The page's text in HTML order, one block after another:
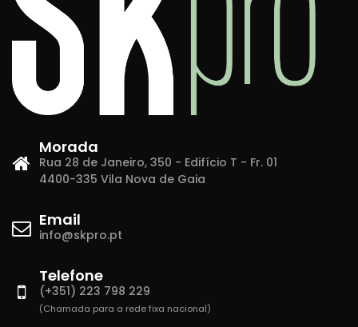
Morada
Rua 28 de Janeiro, 350 - Edifício T - Fr. 01
4400-335 Vila Nova de Gaia
Email
info@skpro.pt
Telefone
(+351) 223 798 229
(Chamada para a rede fixa nacional)